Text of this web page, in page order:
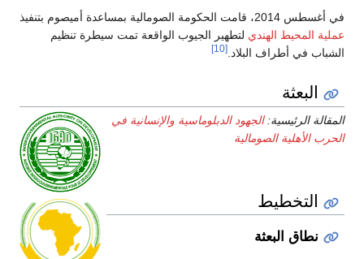
في أغسطس 2014، قامت الحكومة الصومالية بمساعدة أميصوم بتنفيذ
عملية المحيط الهندي لتطهير الجيوب الواقعة تمت سيطرة تنظيم
الشباب في أطراف البلاد.[10]
البعثة
المقالة الرئيسية:الجهود الدبلوماسية والإنسانية في
الحرب الأهلية الصومالية
التخطيط
نطاق البعثة